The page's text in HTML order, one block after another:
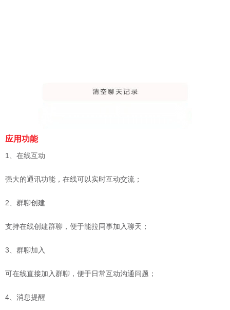
应用功能
1、在线互动
强大的通讯功能，在线可以实时互动交流；
2、群聊创建
支持在线创建群聊，便于能拉同事加入聊天；
3、群聊加入
可在线直接加入群聊，便于日常互动沟通问题；
4、消息提醒